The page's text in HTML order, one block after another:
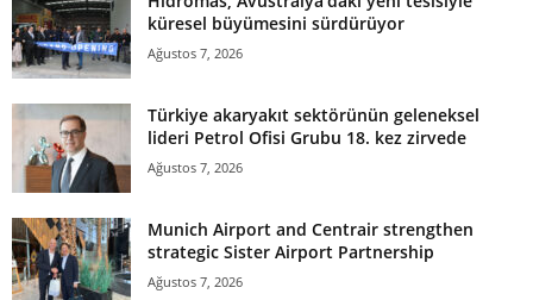
küresel büyümesini sürdürüyor
Ağustos 7, 2026
Türkiye akaryakıt sektörünün geleneksel
lideri Petrol Ofisi Grubu 18. kez zirvede
Ağustos 7, 2026
Munich Airport and Centrair strengthen
strategic Sister Airport Partnership
Ağustos 7, 2026